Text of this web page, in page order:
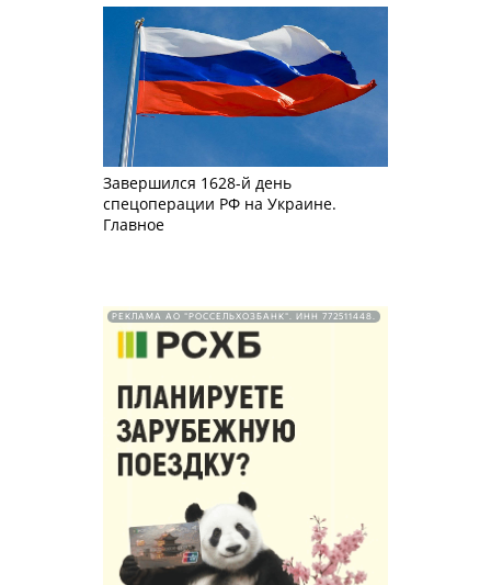
Завершился 1628-й день
спецоперации РФ на Украине.
Главное
РЕКЛАМА АО "РОССЕЛЬХОЗБАНК". ИНН 772511448.